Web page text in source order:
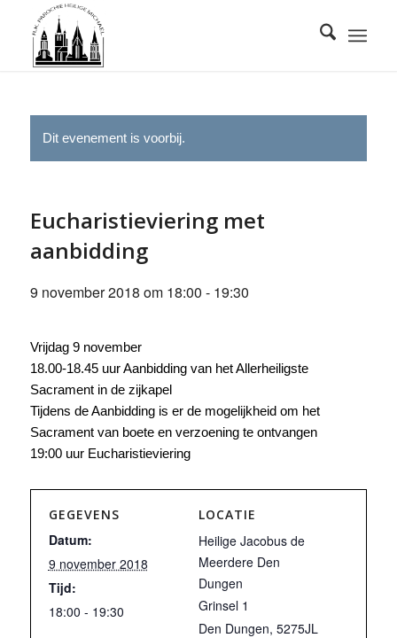
Dit evenement is voorbij.
Eucharistieviering met
aanbidding
9 november 2018 om 18:00 - 19:30
Vrijdag 9 november
18.00-18.45 uur Aanbidding van het Allerheiligste
Sacrament in de zijkapel
Tijdens de Aanbidding is er de mogelijkheid om het
Sacrament van boete en verzoening te ontvangen
19:00 uur Eucharistieviering
GEGEVENS
Datum:
9 november 2018
Tijd:
18:00 - 19:30
LOCATIE
Heilige Jacobus de
Meerdere Den
Dungen
Grinsel 1
Den Dungen, 5275JL